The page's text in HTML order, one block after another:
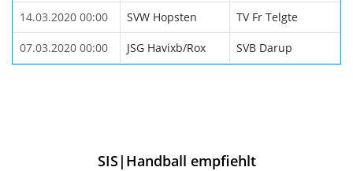
14.03.2020 00:00 SVW Hopsten TV Fr Telgte
07.03.2020 00:00 JSG Havixb/Rox SVB Darup
SIS|Handball empfiehlt